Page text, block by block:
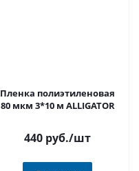
Пленка полиэтиленовая
80 мкм 3*10 м ALLIGATOR
440 руб./шт